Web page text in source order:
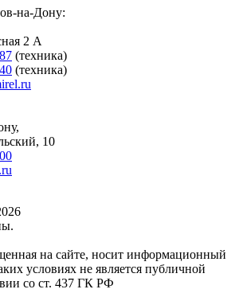
на-Дону:
2 А
(техника)
(техника)
10
на сайте, носит информационный
условиях не является публичной
со ст. 437 ГК РФ